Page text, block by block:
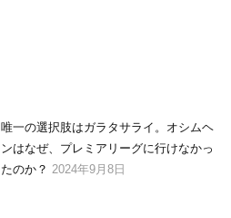
唯一の選択肢はガラタサライ。オシムヘ
ンはなぜ、プレミアリーグに行けなかっ
たのか？ 2024年9月8日